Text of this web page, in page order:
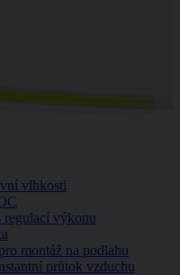
vlhkosti
výkonu
montáž na podlahu
průtok vzduchu